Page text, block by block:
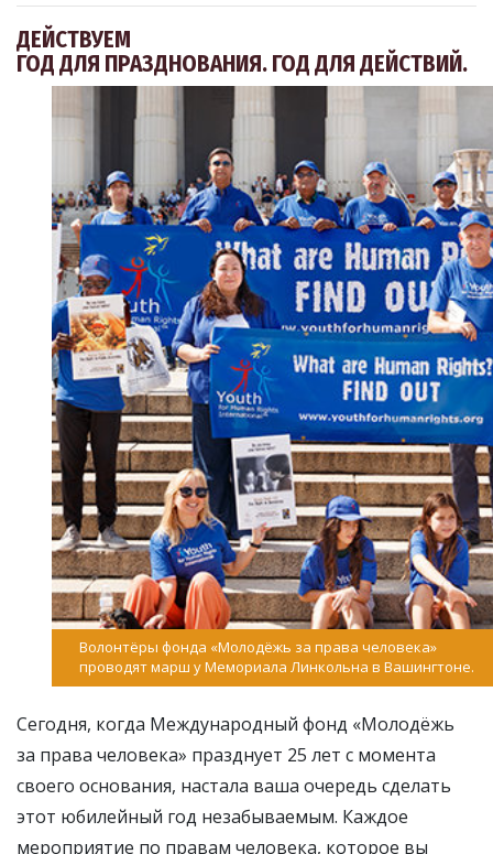
ДЕЙСТВУЕМ
ГОД ДЛЯ ПРАЗДНОВАНИЯ. ГОД ДЛЯ ДЕЙСТВИЙ.
Волонтёры фонда «Молодёжь за права человека»
проводят марш у Мемориала Линкольна в Вашингтоне.
Сегодня, когда Международный фонд «Молодёжь
за права человека» празднует 25 лет с момента
своего основания, настала ваша очередь сделать
этот юбилейный год незабываемым. Каждое
мероприятие по правам человека, которое вы